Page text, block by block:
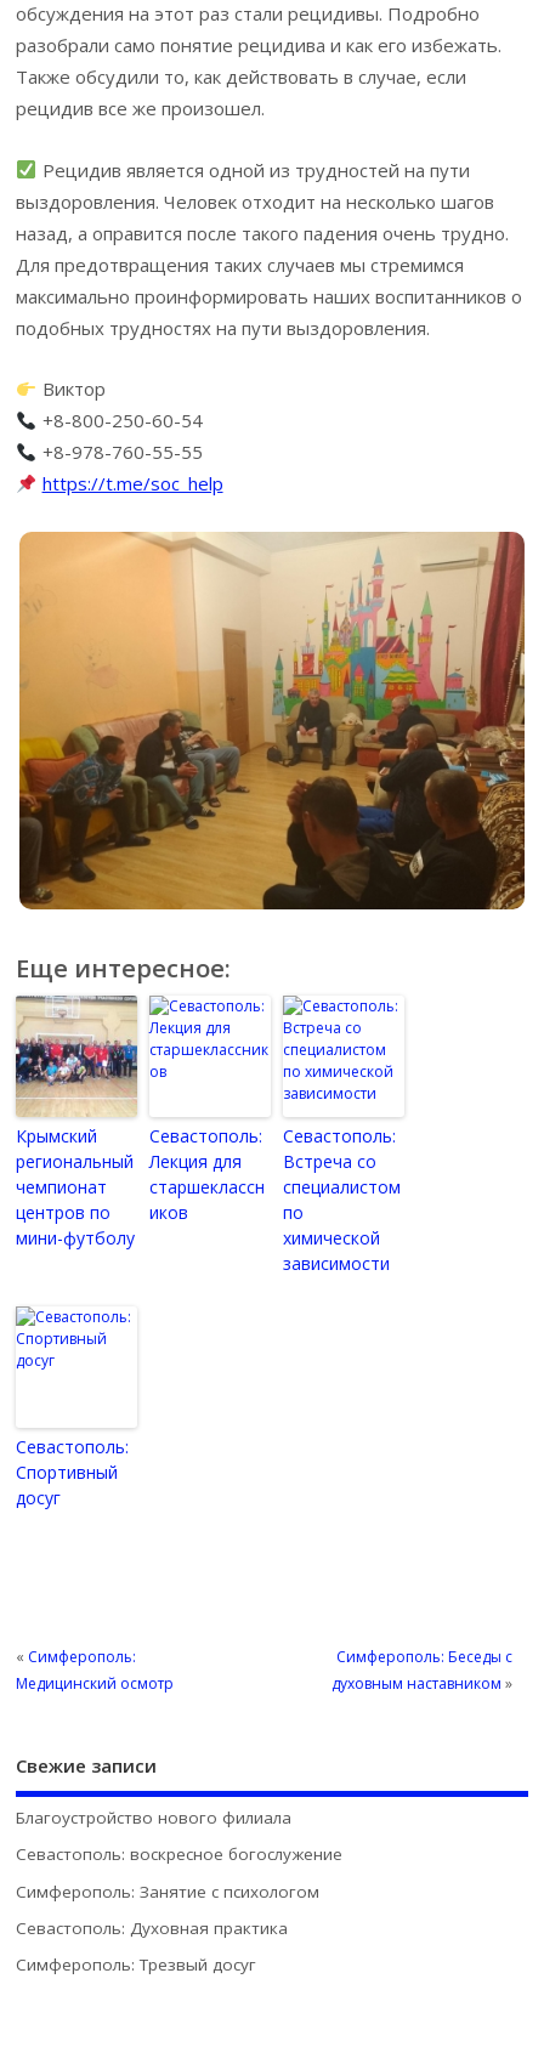
обсуждения на этот раз стали рецидивы. Подробно
разобрали само понятие рецидива и как его избежать.
Также обсудили то, как действовать в случае, если
рецидив все же произошел.
Рецидив является одной из трудностей на пути
выздоровления. Человек отходит на несколько шагов
назад, а оправится после такого падения очень трудно.
Для предотвращения таких случаев мы стремимся
максимально проинформировать наших воспитанников о
подобных трудностях на пути выздоровления.
Виктор
+8-800-250-60-54
+8-978-760-55-55
https://t.me/soc_help
Еще интересное:
Крымский
региональный
чемпионат
центров по
мини-футболу
Севастополь:
Лекция для
старшеклассн
иков
Севастополь:
Встреча со
специалистом
по
химической
зависимости
Севастополь:
Спортивный
досуг
« Симферополь:
Медицинский осмотр
Симферополь: Беседы с
духовным наставником »
Свежие записи
Благоустройство нового филиала
Севастополь: воскресное богослужение
Симферополь: Занятие с психологом
Севастополь: Духовная практика
Симферополь: Трезвый досуг